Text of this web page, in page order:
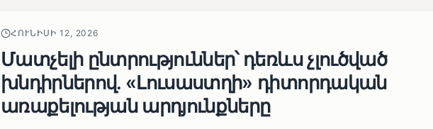
ՀՈՒՆԻՍԻ 12, 2026
Մատչելի ընտրություններ՝ դեռևս չլուծված
խնդիրներով. «Լուսաստղի» դիտորդական
առաքելության արդյունքները